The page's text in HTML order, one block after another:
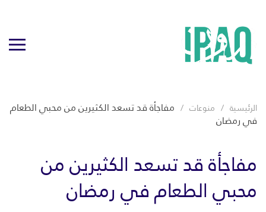
الرئيسية منوعات مفاجأة قد تسعد الكثيرين من محبي الطعام
في رمضان
مفاجأة قد تسعد الكثيرين من
محبي الطعام في رمضان